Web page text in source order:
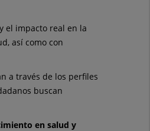
el impacto real en la
así como con
a través de los perfiles
buscan
en salud y